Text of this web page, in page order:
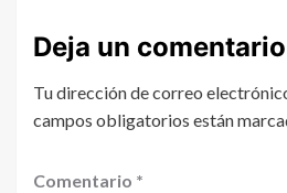
Deja un comentario
Tu dirección de correo
campos obligatorios están
Comentario *